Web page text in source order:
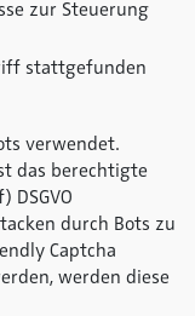
zur Steuerung
stattgefunden
verwendet.
das berechtigte
DSGVO
durch Bots zu
Captcha
werden diese